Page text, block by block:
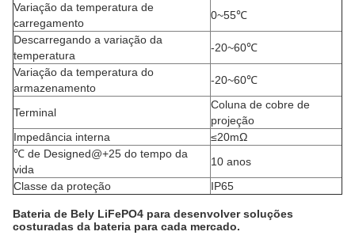
Variação da temperatura de
carregamento
0~55℃
Descarregando a variação da
temperatura
-20~60℃
Variação da temperatura do
armazenamento
-20~60℃
Terminal
Coluna de cobre de
projeção
Impedância interna
≤20mΩ
℃ de Designed@+25 do tempo da
vida
10 anos
Classe da proteção
IP65
Bateria de Bely LiFePO4 para desenvolver soluções
costuradas da bateria para cada mercado.